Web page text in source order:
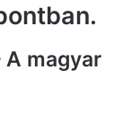
magyar